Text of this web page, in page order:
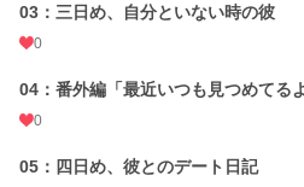
03：三日め、自分といない時の彼
0
04：番外編「最近いつも見つめてる
0
05：四日め、彼とのデート日記